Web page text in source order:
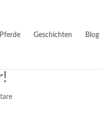
Pferde Geschichten Blog